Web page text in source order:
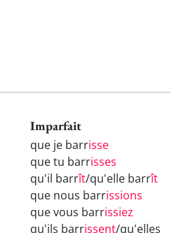
Imparfait
que je barrisse
que tu barrisses
qu'il barrît/qu'elle barrît
que nous barrissions
que vous barrissiez
qu'ils barrissent/qu'elles